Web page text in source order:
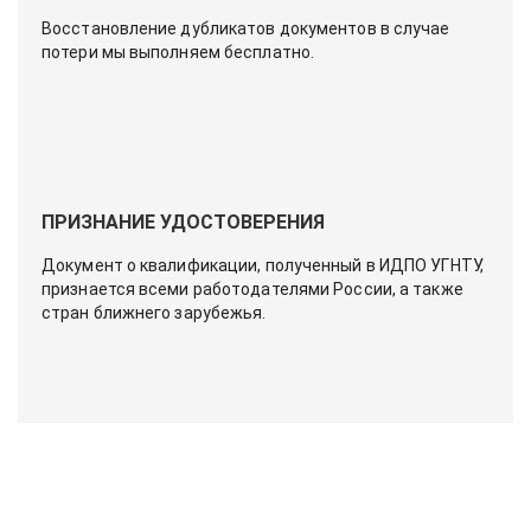
Восстановление дубликатов документов в случае
потери мы выполняем бесплатно.
ПРИЗНАНИЕ УДОСТОВЕРЕНИЯ
Документ о квалификации, полученный в ИДПО УГНТУ,
признается всеми работодателями России, а также
стран ближнего зарубежья.